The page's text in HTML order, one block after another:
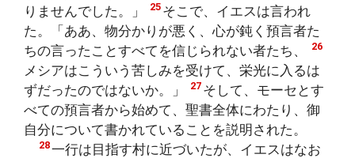
りませんでした。」
25 そこで、イエスは言われ
た。「ああ、物分かりが悪く、心が鈍く預言者た
ちの言ったことすべてを信じられない者たち、
26
メシアはこういう苦しみを受けて、栄光に入るは
ずだったのではないか。」
27 そして、モーセとす
べての預言者から始めて、聖書全体にわたり、御
自分について書かれていることを説明された。
28一行は目指す村に近づいたが、イエスはなお